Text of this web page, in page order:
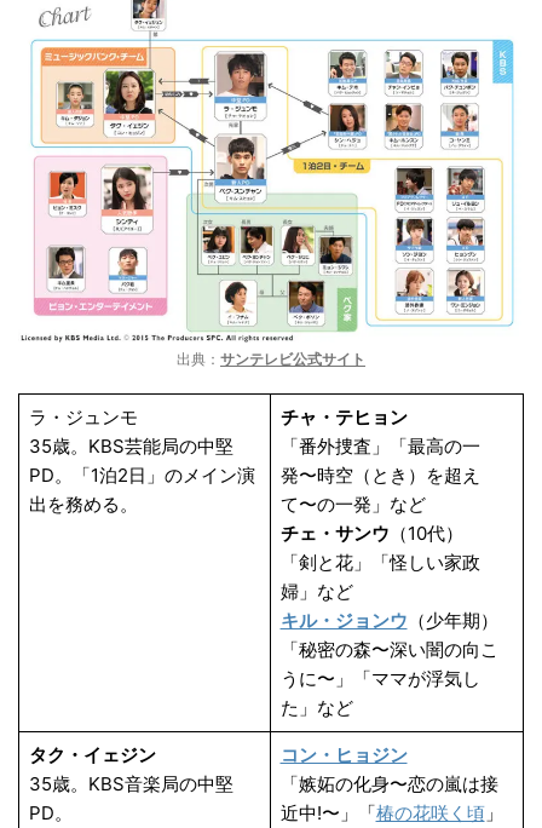
出典： サンテレビ公式サイト
ラ・ジュンモ
35歳。KBS芸能局の中堅
PD。「1泊2日」のメイン演
出を務める。
チャ・テヒョン
「番外捜査」「最高の一
発〜時空（とき）を超え
て〜の一発」など
チェ・サンウ （10代）
「剣と花」「怪しい家政
婦」など
キル・ジョンウ （少年期）
「秘密の森〜深い闇の向こ
うに〜」「ママが浮気し
た」など
タク・イェジン
35歳。KBS音楽局の中堅
PD。
コン・ヒョジン
「嫉妬の化身〜恋の嵐は接
近中!〜」「椿の花咲く頃」